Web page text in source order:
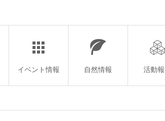
イベント情報 自然情報 活動